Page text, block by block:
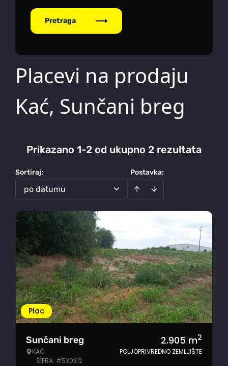
Pretraga
Placevi na prodaju
Kać, Sunčani breg
Prikazano 1-2 od ukupno 2 rezultata
Postavka:
Sortiraj:
po datumu
Plac
Sunčani breg
KAĆ
ŠIFRA: #530312
2.905 m2
POLJOPRIVREDNO ZEMLJIŠTE